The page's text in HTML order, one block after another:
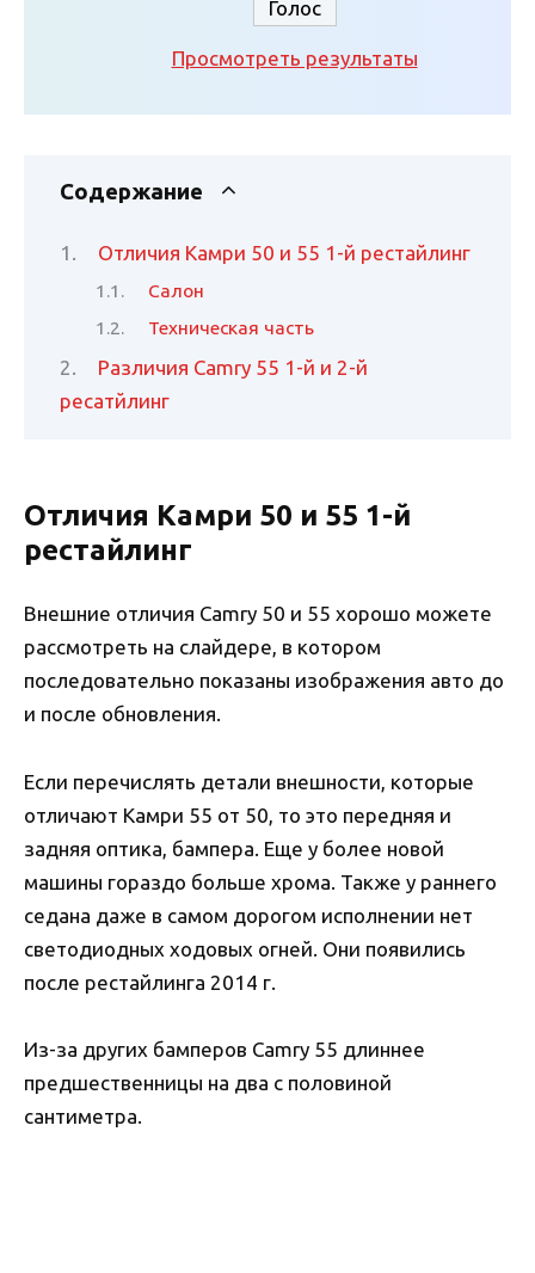
Просмотреть результаты
Содержание
Отличия Камри 50 и 55 1-й рестайлинг
Салон
Техническая часть
Различия Camry 55 1-й и 2-й
ресатйлинг
Отличия Камри 50 и 55 1-й
рестайлинг
Внешние отличия Camry 50 и 55 хорошо можете
рассмотреть на слайдере, в котором
последовательно показаны изображения авто до
и после обновления.
Если перечислять детали внешности, которые
отличают Камри 55 от 50, то это передняя и
задняя оптика, бампера. Еще у более новой
машины гораздо больше хрома. Также у раннего
седана даже в самом дорогом исполнении нет
светодиодных ходовых огней. Они появились
после рестайлинга 2014 г.
Из-за других бамперов Camry 55 длиннее
предшественницы на два с половиной
сантиметра.